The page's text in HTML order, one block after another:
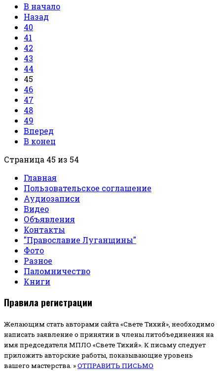
В начало
Назад
40
41
42
43
44
45
46
47
48
49
Вперед
В конец
Страница 45 из 54
Главная
Пользовательское соглашение
Аудиозаписи
Видео
Объявления
Контакты
"Православие Луганщины"
Фото
Разное
Паломничество
Книги
Правила регистрации
Желающим стать авторами сайта «Свете Тихий», необходимо
написать заявление о принятии в члены литобъединения на
имя председателя МПЛО «Свете Тихий». К письму следует
приложить авторские работы, показывающие уровень
вашего мастерства. »ОТПРАВИТЬ ПИСЬМО